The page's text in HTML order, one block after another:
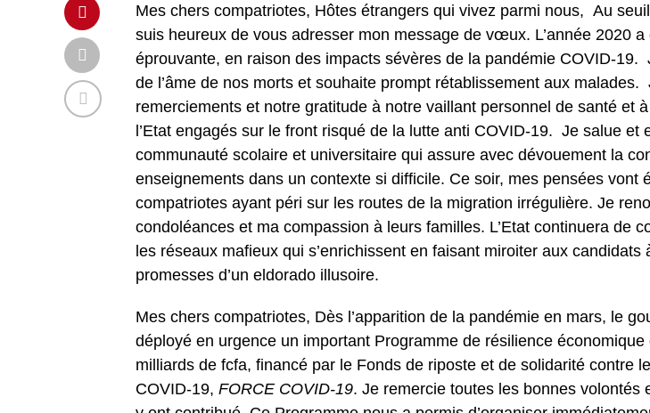
Mes chers compatriotes, Hôtes étrangers qui vivez parmi nous, Au
suis heureux de vous adresser mon message de vœux. L’année 2020
éprouvante, en raison des impacts sévères de la pandémie COVID-19.
de l’âme de nos morts et souhaite prompt rétablissement aux malades.
remerciements et notre gratitude à notre vaillant personnel de santé et
l’Etat engagés sur le front risqué de la lutte anti COVID-19. Je salue et
communauté scolaire et universitaire qui assure avec dévouement la
enseignements dans un contexte si difficile. Ce soir, mes pensées vont
compatriotes ayant péri sur les routes de la migration irrégulière. Je
condoléances et ma compassion à leurs familles. L’Etat continuera de
les réseaux mafieux qui s’enrichissent en faisant miroiter aux candidats
promesses d’un eldorado illusoire.
Mes chers compatriotes, Dès l’apparition de la pandémie en mars, le
déployé en urgence un important Programme de résilience
milliards de fcfa, financé par le Fonds de riposte et de solidarité contre
COVID-19, FORCE COVID-19. Je remercie toutes les bonnes volontés